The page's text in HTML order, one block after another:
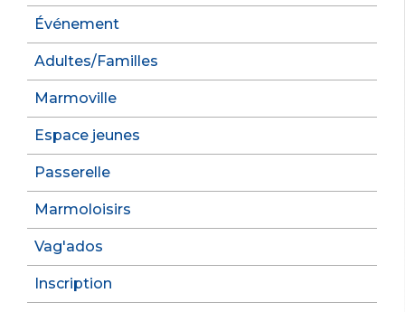
Événement
Adultes/Familles
Marmoville
Espace jeunes
Passerelle
Marmoloisirs
Vag'ados
Inscription